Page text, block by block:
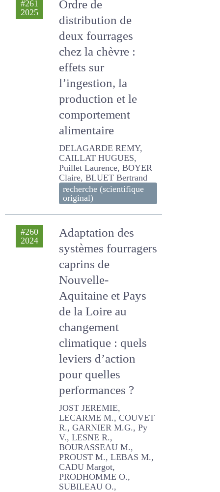
#261
2025
Ordre de
distribution de
deux fourrages
chez la chèvre :
effets sur
l’ingestion, la
production et le
comportement
alimentaire
DELAGARDE REMY,
CAILLAT HUGUES, Puillet
Laurence, BOYER Claire,
BLUET Bertrand
recherche (scientifique
original)
#260
2024
Adaptation des
systèmes
fourragers caprins
de Nouvelle-
Aquitaine et Pays
de la Loire au
changement
climatique : quels
leviers d’action
pour quelles
performances ?
JOST JEREMIE, LECARME M.,
COUVET R., GARNIER M.G.,
Py V., LESNE R.,
BOURASSEAU M., PROUST
M., LEBAS M., CADU Margot,
PRODHOMME O., SUBILEAU
O., SOULARD T., TARDIF V.,
CAILLAT HUGUES